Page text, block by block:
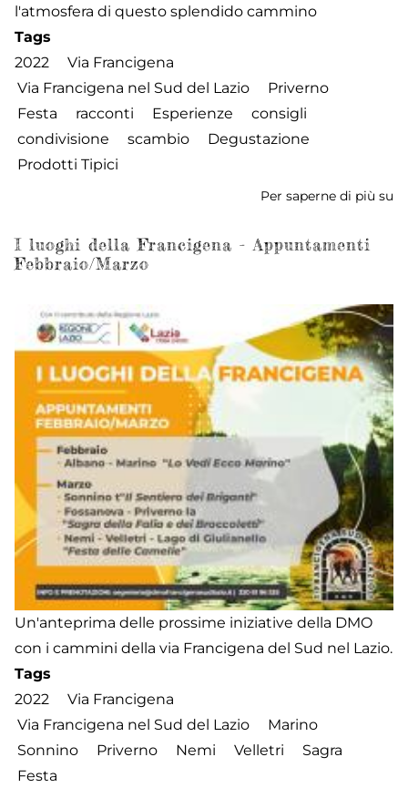
l'atmosfera di questo splendido cammino
Tags
2022
Via Francigena
Via Francigena nel Sud del Lazio
Priverno
Festa
racconti Esperienze
consigli
condivisione
scambio
Degustazione
Prodotti Tipici
Per saperne di più su
I luoghi della Francigena - Appuntamenti
Febbraio/Marzo
Un'anteprima delle prossime iniziative della DMO
con i cammini della via Francigena del Sud nel Lazio.
Tags
2022
Via Francigena
Via Francigena nel Sud del Lazio
Marino
Sonnino
Priverno Nemi Velletri
Sagra
Festa